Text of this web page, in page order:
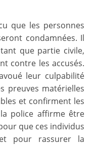
que les personnes
condamnées. Il
que partie civile,
contre les accusés.
leur culpabilité
preuves matérielles
et confirment les
police affirme être
que ces individus
pour rassurer la